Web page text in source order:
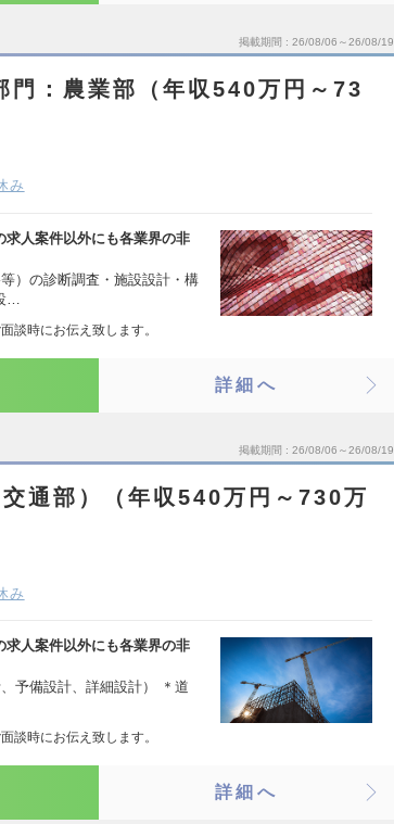
掲載期間 26/08/06～26/08/19
門：農業部（年収540万円～73
み
人案件以外にも各業界の非
）の診断調査・施設設計・構
…
談時にお伝え致します。
詳細へ
掲載期間 26/08/06～26/08/19
通部）（年収540万円～730万
み
人案件以外にも各業界の非
予備設計、詳細設計） ＊道
談時にお伝え致します。
詳細へ